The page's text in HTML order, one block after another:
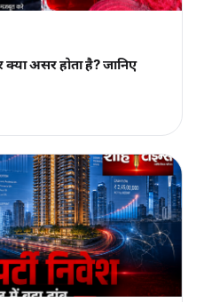
असर होता है? जानिए